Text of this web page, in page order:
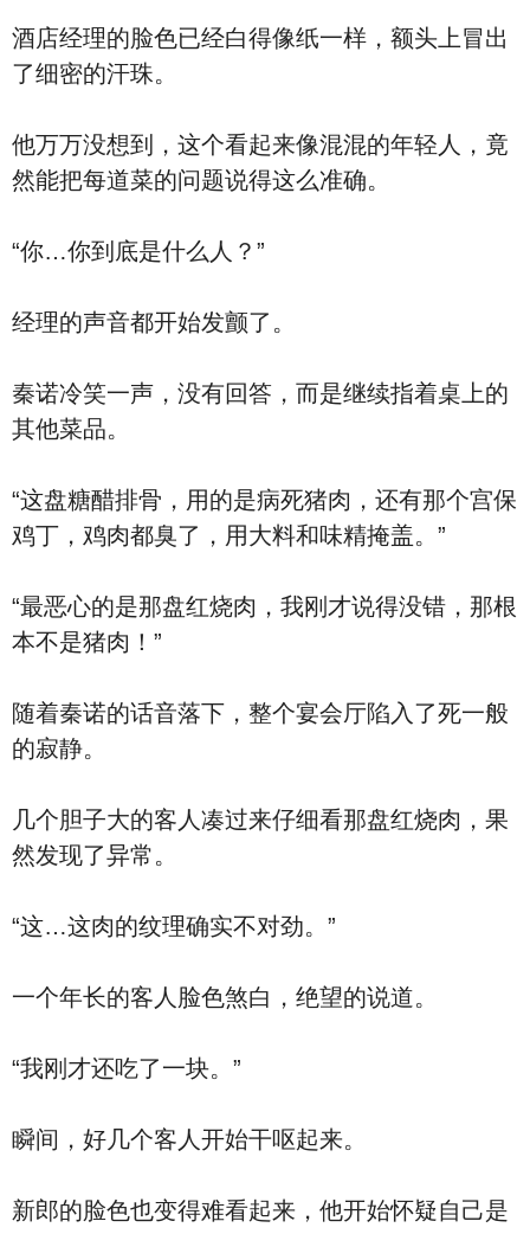
酒店经理的脸色已经白得像纸一样，额头上冒出
了细密的汗珠。
他万万没想到，这个看起来像混混的年轻人，竟
然能把每道菜的问题说得这么准确。
“你…你到底是什么人？”
经理的声音都开始发颤了。
秦诺冷笑一声，没有回答，而是继续指着桌上的
其他菜品。
“这盘糖醋排骨，用的是病死猪肉，还有那个宫保
鸡丁，鸡肉都臭了，用大料和味精掩盖。”
“最恶心的是那盘红烧肉，我刚才说得没错，那根
本不是猪肉！”
随着秦诺的话音落下，整个宴会厅陷入了死一般
的寂静。
几个胆子大的客人凑过来仔细看那盘红烧肉，果
然发现了异常。
“这…这肉的纹理确实不对劲。”
一个年长的客人脸色煞白，绝望的说道。
“我刚才还吃了一块。”
瞬间，好几个客人开始干呕起来。
新郎的脸色也变得难看起来，他开始怀疑自己是